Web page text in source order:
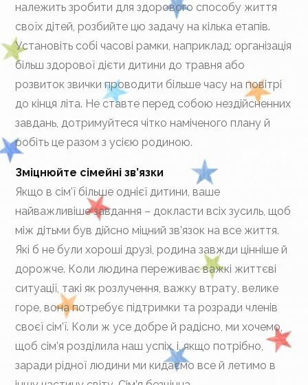
належить зробити для здорового способу життя
своїх дітей, розбийте цю задачу на кілька етапів.
Установіть собі часові рамки, наприклад: організація
більш здорової дієти дитини до травня або
розвиток звички проводити більше часу на повітрі
до кінця літа. Не ставте перед собою нездійсненних
завдань, дотримуйтеся чітко наміченого плану й
робіть це разом з усією родиною.
Зміцнюйте сімейні зв’язки
Якщо в сім’ї більше однієї дитини, ваше
найважливіше завдання – докласти всіх зусиль, щоб
між дітьми був дійсно міцний зв’язок на все життя.
Які б не були хороші друзі, родина завжди цінніше й
дорожче. Коли людина переживає важкі життєві
ситуації, такі як розлучення, важку втрату, велике
горе, вона потребує підтримки та розради членів
своєї сім’ї. Коли ж усе добре й радісно, ми хочемо,
щоб сім’я розділила наш успіх, і, якщо потрібно,
заради рідної людини ми кидаємо все й летимо в